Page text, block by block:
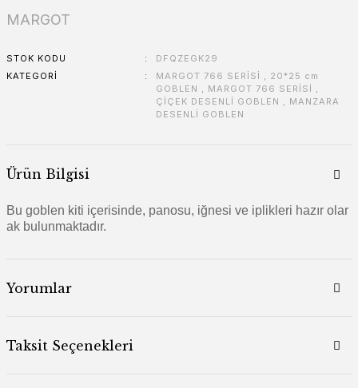
MARGOT
STOK KODU
DFQZEGK29
KATEGORI
MARGOT 766 SERİSİ , 20*25 cm
GOBLEN , MARGOT 766 SERİSİ ,
ÇİÇEK DESENLİ GOBLEN , MANZARA
DESENLİ GOBLEN
Ürün Bilgisi
Bu goblen kiti içerisinde, panosu, iğnesi ve iplikleri hazır olar
ak bulunmaktadır.
Yorumlar
Taksit Seçenekleri